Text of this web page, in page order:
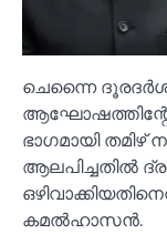
ചെന്നൈ
ഭാഗമായി തമിഴ്
ആലപിച്ചതില്‍
കമല്‍ഹാസന്‍.